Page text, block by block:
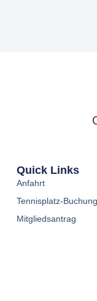
Quick Links
Anfahrt
Tennisplatz-Buchung
Mitgliedsantrag